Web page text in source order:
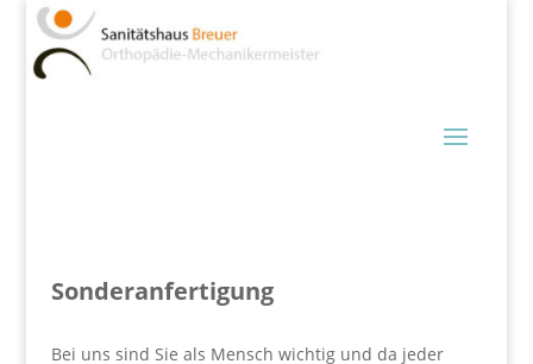
Sonderanfertigung
Bei uns sind Sie als Mensch wichtig und da jeder